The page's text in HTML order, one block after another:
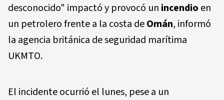
desconocido" impactó y provocó un incendio en
un petrolero frente a la costa deOmán, informó
la agencia británica de seguridad marítima
UKMTO.
El incidente ocurrió el lunes, pese a un